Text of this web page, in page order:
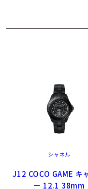
シャネル
J12 COCO GAME キ
ー 12.1 38mm